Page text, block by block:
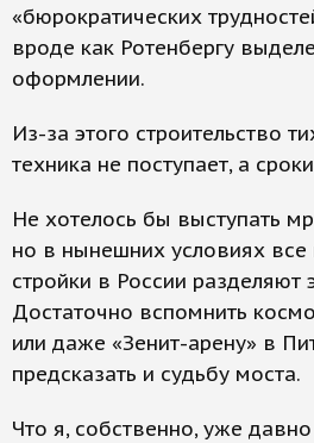
«бюрократических
вроде как Ротенбергу
оформлении.
Из-за этого строительство
техника не поступает, а
Не хотелось бы выступать
но в нынешних условиях все
стройки в России разделяют
Достаточно вспомнить
или даже «Зенит-арену» в
предсказать и судьбу моста.
Что я, собственно, уже